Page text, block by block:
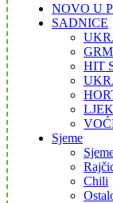
NOVO U
SADNICE
HIT
Sjeme
Chili